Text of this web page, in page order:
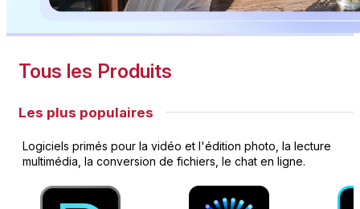
Tous les Produits
Les plus populaires
Logiciels primés pour la vidéo et l'édition photo, la lecture
multimédia, la conversion de fichiers, le chat en ligne.